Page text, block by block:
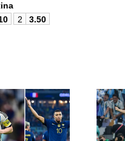
2 3.50